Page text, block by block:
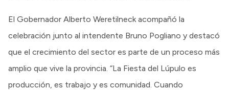
El Gobernador Alberto Weretilneck acompañó la
celebración junto al intendente Bruno Pogliano y destacó
que el crecimiento del sector es parte de un proceso más
amplio que vive la provincia. “La Fiesta del Lúpulo es
producción, es trabajo y es comunidad. Cuando